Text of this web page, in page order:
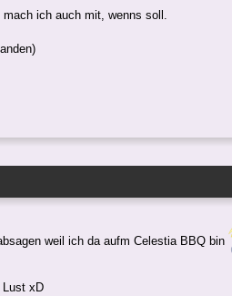
ich auch mit, wenns soll.
weil ich da aufm Celestia BBQ bin
Lust xD